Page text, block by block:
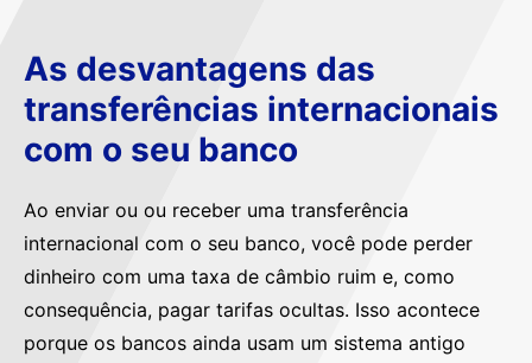
As desvantagens das
transferências internacionais
com o seu banco
Ao enviar ou ou receber uma transferência
internacional com o seu banco, você pode perder
dinheiro com uma taxa de câmbio ruim e, como
consequência, pagar tarifas ocultas. Isso acontece
porque os bancos ainda usam um sistema antigo